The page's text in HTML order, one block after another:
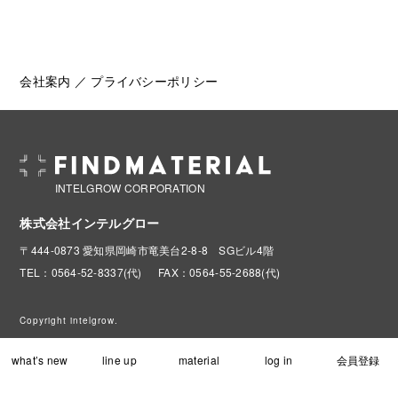
会社案内 ／ プライバシーポリシー
INTELGROW CORPORATION
株式会社インテルグロー
〒444-0873 愛知県岡崎市竜美台2-8-8 SGビル4階
TEL：0564-52-8337(代)
FAX：0564-55-2688(代)
Copyright intelgrow.
what’s new line up material log in 会員登録